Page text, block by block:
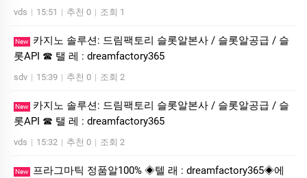
vds | 15:51 | 추천 0 | 조회 1
New
카지노 솔루션: 드림팩토리 슬롯알본사 / 슬롯알공급 / 슬
롯API ☎ 탤 레 : dreamfactory365
sdv | 15:39 | 추천 0 | 조회 2
New
카지노 솔루션: 드림팩토리 슬롯알본사 / 슬롯알공급 / 슬
롯API ☎ 탤 레 : dreamfactory365
vds | 15:32 | 추천 0 | 조회 2
New
프라그마틱 정품알100% ◈텔 래 : dreamfactory365◈에